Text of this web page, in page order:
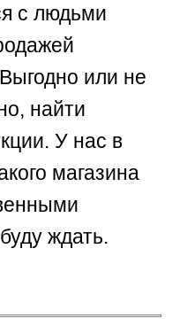
с людьми
или не
найти
У нас в
магазина
ждать.